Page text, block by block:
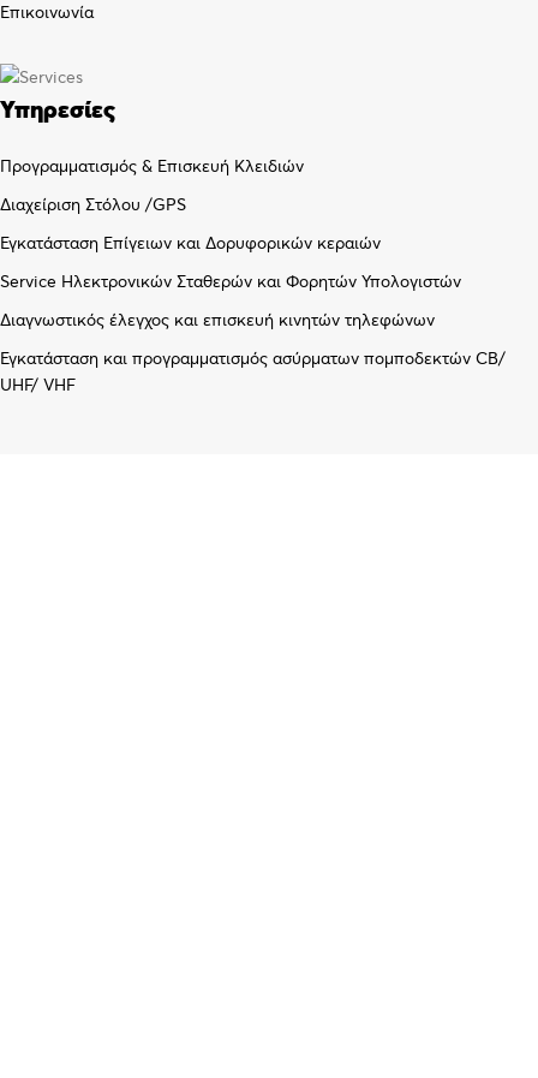
Επικοινωνία
Υπηρεσίες
Προγραμματισμός & Επισκευή Κλειδιών
Διαχείριση Στόλου /GPS
Εγκατάσταση Επίγειων και Δορυφορικών κεραιών
Service Ηλεκτρονικών Σταθερών και Φορητών Υπολογιστών
Διαγνωστικός έλεγχος και επισκευή κινητών τηλεφώνων
Εγκατάσταση και προγραμματισμός ασύρματων πομποδεκτών CB/
UHF/ VHF